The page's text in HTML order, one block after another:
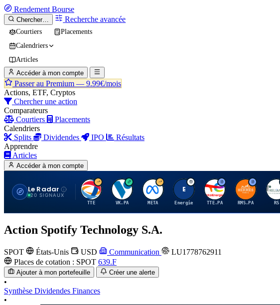
Rendement Bourse
Chercher… Recherche avancée
Courtiers
Placements
Calendriers
Articles
Accéder à mon compte
Passer au Premium — 9.99€/mois
Actions, ETF, Cryptos
Chercher une action
Comparateurs
Courtiers
Placements
Calendriers
Splits
Dividendes IPO
Résultats
Apprendre
Articles
Accéder à mon compte
Le Radar
20 SIGNAUX
T
TTE
V
VK.PA
M
META
E
Energie
T
TTE.PA
H
RMS.PA
R
RS
Action Spotify Technology S.A.
SPOT États-Unis USD Communication
LU1778762911
Places de cotation : SPOT 639.F
Ajouter à mon portefeuille Créer une alerte
•
Synthèse Dividendes Finances
•